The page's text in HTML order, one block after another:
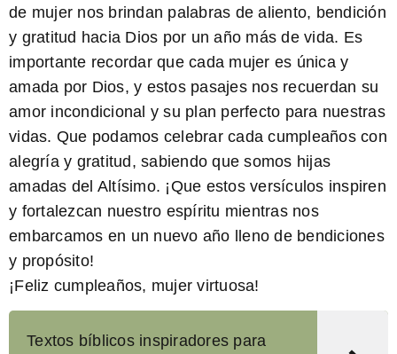
de mujer nos brindan palabras de aliento, bendición
y gratitud hacia Dios por un año más de vida. Es
importante recordar que cada mujer es única y
amada por Dios, y estos pasajes nos recuerdan su
amor incondicional y su plan perfecto para nuestras
vidas. Que podamos celebrar cada cumpleaños con
alegría y gratitud, sabiendo que somos hijas
amadas del Altísimo. ¡Que estos versículos inspiren
y fortalezcan nuestro espíritu mientras nos
embarcamos en un nuevo año lleno de bendiciones
y propósito!
¡Feliz cumpleaños, mujer virtuosa!
Textos bíblicos inspiradores para